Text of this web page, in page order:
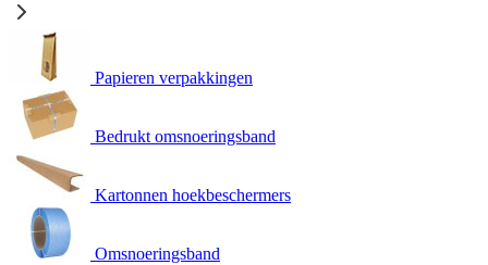
Papieren verpakkingen
Bedrukt omsnoeringsband
Kartonnen hoekbeschermers
Omsnoeringsband